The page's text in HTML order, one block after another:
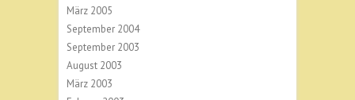
März 2005
September 2004
September 2003
August 2003
März 2003